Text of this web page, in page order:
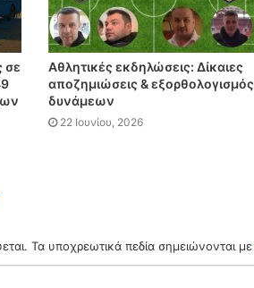
σε
Αθλητικές εκδηλώσεις: Δίκαιες
αποζημιώσεις & εξορθολογισμός
δυνάμεων
22 Ιουνίου, 2026
Τα υποχρεωτικά πεδία σημειώνονται με